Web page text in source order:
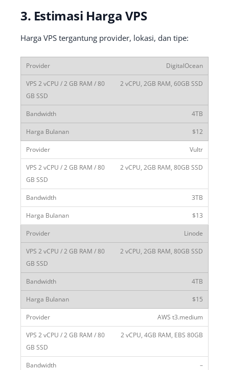
3. Estimasi Harga VPS
Harga VPS tergantung provider, lokasi, dan tipe:
DigitalOcean
2 vCPU, 2GB RAM, 60GB SSD
4TB
$12
Vultr
2 vCPU, 2GB RAM, 80GB SSD
3TB
$13
Linode
2 vCPU, 2GB RAM, 80GB SSD
4TB
$15
AWS t3.medium
2 vCPU, 4GB RAM, EBS 80GB
–